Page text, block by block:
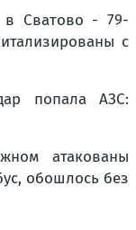
в Сватово - 79-
с
попала АЗС:
атакованы
обошлось без